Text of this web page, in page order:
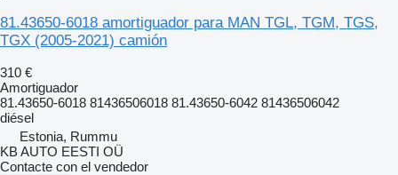
81.43650-6018 amortiguador para MAN TGL, TGM, TGS,
TGX (2005-2021) camión
310 €
Amortiguador
81.43650-6018 81436506018 81.43650-6042 81436506042
diésel
Estonia, Rummu
KB AUTO EESTI OÜ
Contacte con el vendedor